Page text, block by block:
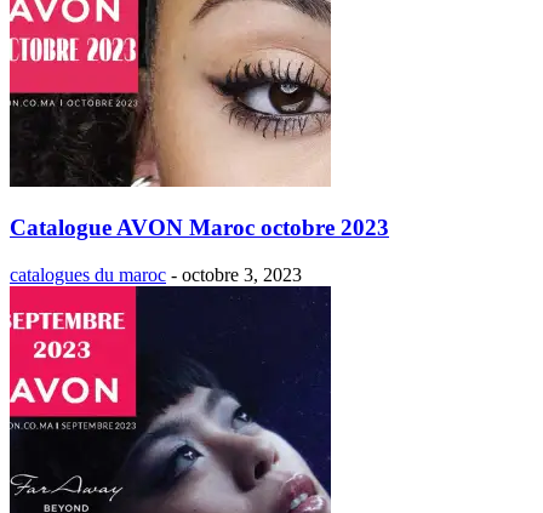
Catalogue AVON Maroc octobre 2023
catalogues du maroc - octobre 3, 2023